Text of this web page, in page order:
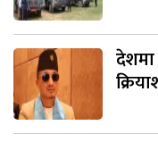
देशमा